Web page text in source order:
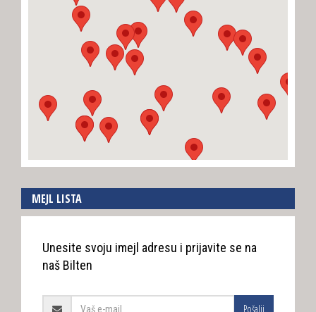
MEJL LISTA
Unesite svoju imejl adresu i prijavite se na
naš Bilten
Pošalji